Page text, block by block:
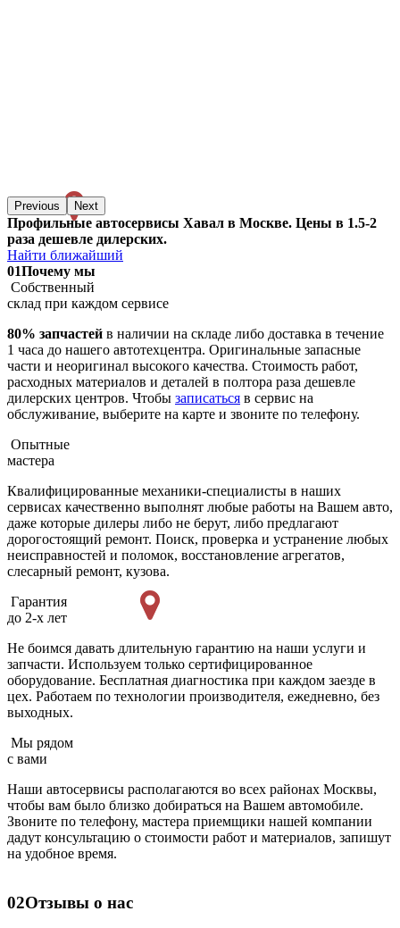
Previous Next
Профильные автосервисы Хавал в Москве. Цены в 1.5-2
раза дешевле дилерских.
Найти ближайший
01Почему мы
Собственный
склад при каждом сервисе
80% запчастей в наличии на складе либо доставка в течение
1 часа до нашего автотехцентра. Оригинальные запасные
части и неоригинал высокого качества. Стоимость работ,
расходных материалов и деталей в полтора раза дешевле
дилерских центров. Чтобы записаться в сервис на
обслуживание, выберите на карте и звоните по телефону.
Опытные
мастера
Квалифицированные механики-специалисты в наших
сервисах качественно выполнят любые работы на Вашем авто,
даже которые дилеры либо не берут, либо предлагают
дорогостоящий ремонт. Поиск, проверка и устранение любых
неисправностей и поломок, восстановление агрегатов,
слесарный ремонт, кузова.
Гарантия
до 2-х лет
Не боимся давать длительную гарантию на наши услуги и
запчасти. Используем только сертифицированное
оборудование. Бесплатная диагностика при каждом заезде в
цех. Работаем по технологии производителя, ежедневно, без
выходных.
Мы рядом
с вами
Наши автосервисы располагаются во всех районах Москвы,
чтобы вам было близко добираться на Вашем автомобиле.
Звоните по телефону, мастера приемщики нашей компании
дадут консультацию о стоимости работ и материалов, запишут
на удобное время.
02Отзывы о нас